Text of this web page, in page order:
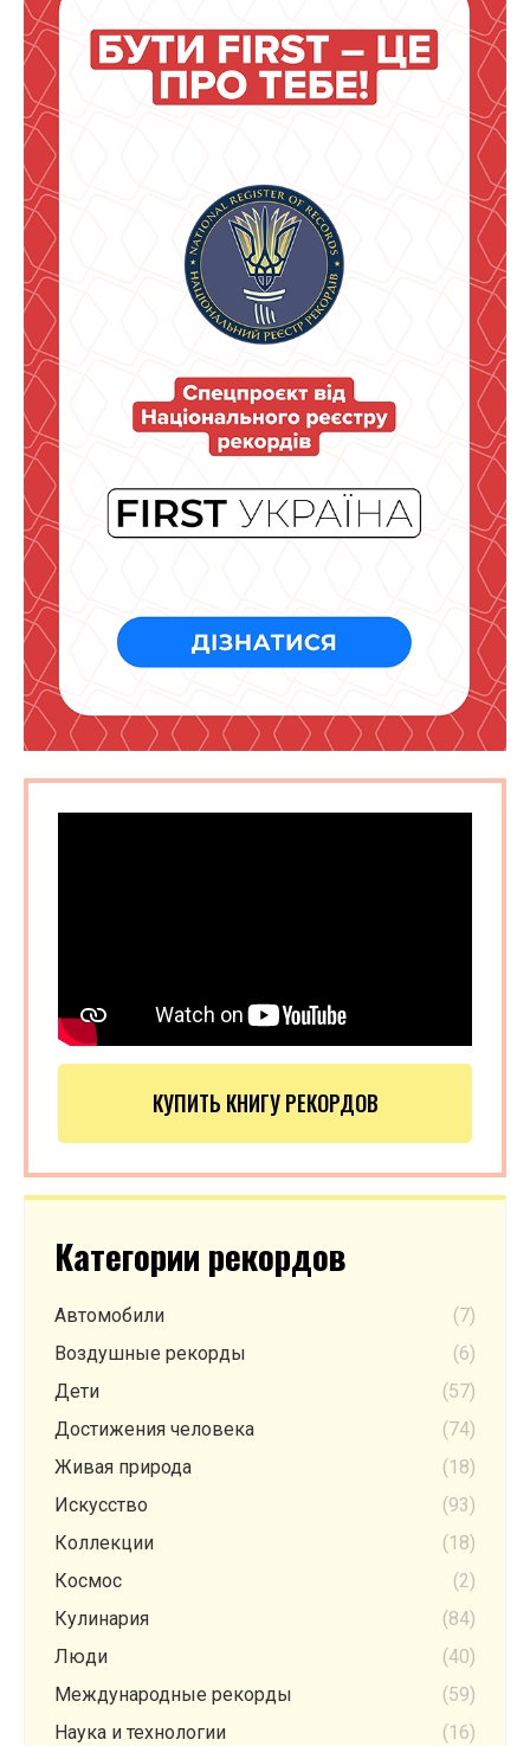
КУПИТЬ КНИГУ РЕКОРДОВ
Категории рекордов
Автомобили
(7)
Воздушные рекорды
(6)
Дети
(57)
Достижения человека
(74)
Живая природа
(18)
Искусство
(93)
Коллекции
(18)
Космос
(2)
Кулинария
(84)
Люди
(40)
Международные рекорды
(59)
Наука и технологии
(16)